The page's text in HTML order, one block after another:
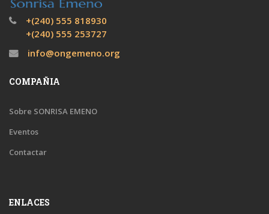
+(240) 555 818930
+(240) 555 253727
info@ongemeno.org
COMPAÑIA
Sobre SONRISA EMENO
Eventos
Contactar
ENLACES